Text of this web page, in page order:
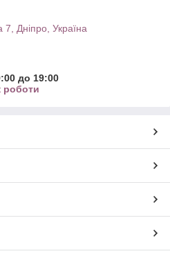
Дніпро, Україна
до 19:00
роботи